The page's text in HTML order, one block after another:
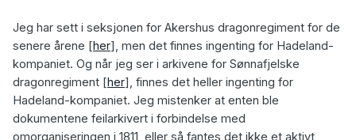
Jeg har sett i seksjonen for Akershus dragonregiment for de
senere årene [her] , men det finnes ingenting for Hadeland-
kompaniet. Og når jeg ser i arkivene for Sønnafjelske
dragonregiment [her] , finnes det heller ingenting for
Hadeland-kompaniet. Jeg mistenker at enten ble
dokumentene feilarkivert i forbindelse med
omorganiseringen i 1811, eller så fantes det ikke et aktivt